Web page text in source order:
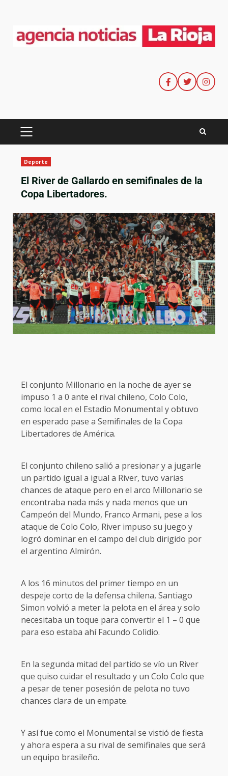
Deporte
El River de Gallardo en semifinales de la
Copa Libertadores.
El conjunto Millonario en la noche de ayer se
impuso 1 a 0 ante el rival chileno, Colo Colo,
como local en el Estadio Monumental y obtuvo
en esperado pase a Semifinales de la Copa
Libertadores de América.
El conjunto chileno salió a presionar y a jugarle
un partido igual a igual a River, tuvo varias
chances de ataque pero en el arco Millonario se
encontraba nada más y nada menos que un
Campeón del Mundo, Franco Armani, pese a los
ataque de Colo Colo, River impuso su juego y
logró dominar en el campo del club dirigido por
el argentino Almirón.
A los 16 minutos del primer tiempo en un
despeje corto de la defensa chilena, Santiago
Simon volvió a meter la pelota en el área y solo
necesitaba un toque para convertir el 1 – 0 que
para eso estaba ahí Facundo Colidio.
En la segunda mitad del partido se vío un River
que quiso cuidar el resultado y un Colo Colo que
a pesar de tener posesión de pelota no tuvo
chances clara de un empate.
Y así fue como el Monumental se vistió de fiesta
y ahora espera a su rival de semifinales que será
un equipo brasileño.